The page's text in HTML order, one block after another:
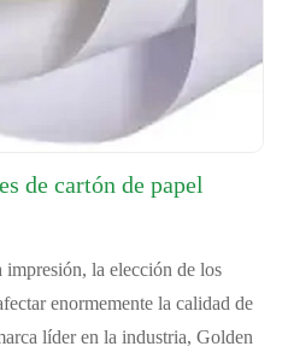
de cartón de papel
la elección de los
enormemente la calidad de
líder en la industria, Golden